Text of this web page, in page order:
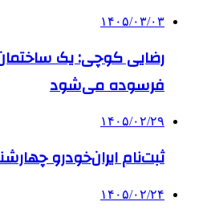
۱۴۰۵/۰۳/۰۳
فرسوده می‌شود
۱۴۰۵/۰۲/۲۹
ثبت‌نام ایران‌خودرو
۱۴۰۵/۰۲/۲۴